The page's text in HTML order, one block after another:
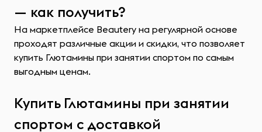
— как получить?
На маркетплейсе Beautery на регулярной основе
проходят различные акции и скидки, что позволяет
купить Глютамины при занятии спортом по самым
выгодным ценам.
Купить Глютамины при занятии
спортом с доставкой